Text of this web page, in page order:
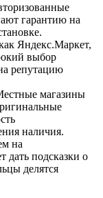
гарантию на
Яндекс.Маркет,
выбор
репутацию
магазины
наличия.
на
дать подсказки о
делятся